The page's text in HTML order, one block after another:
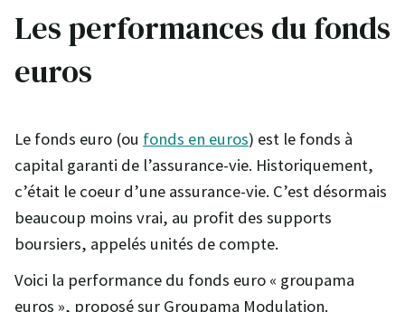
Les performances du fonds
euros
Le fonds euro (ou fonds en euros) est le fonds à
capital garanti de l’assurance-vie. Historiquement,
c’était le coeur d’une assurance-vie. C’est désormais
beaucoup moins vrai, au profit des supports
boursiers, appelés unités de compte.
Voici la performance du fonds euro « groupama
euros », proposé sur Groupama Modulation.